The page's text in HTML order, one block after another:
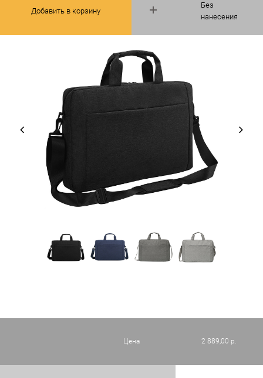
Без
нанесения
Добавить в корзину
Цена 2 889,00 р.